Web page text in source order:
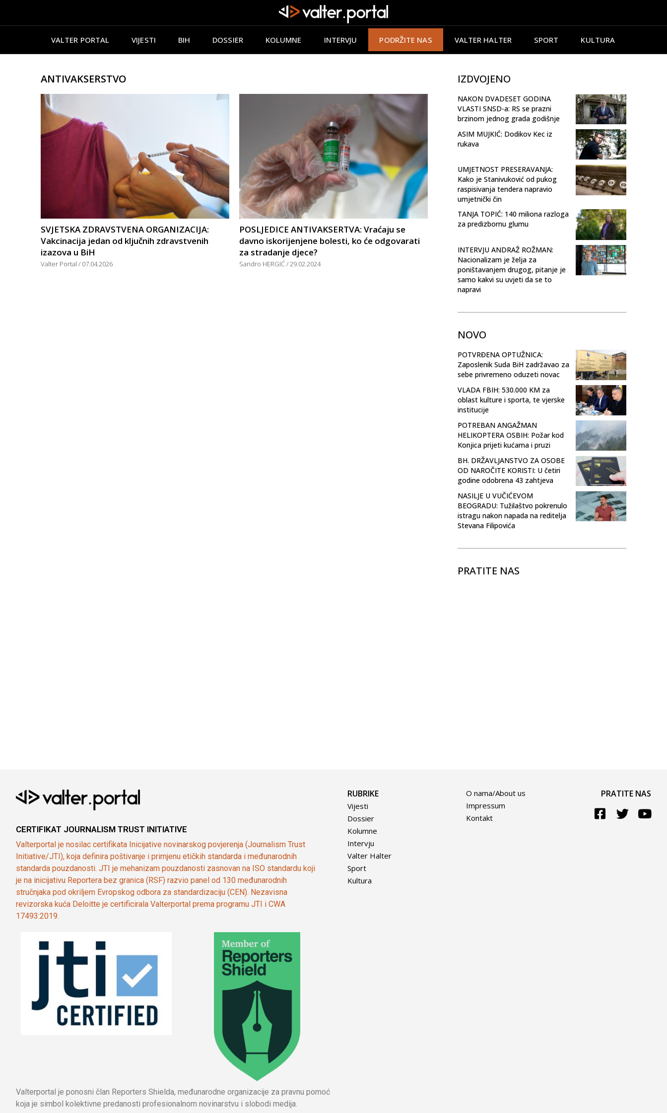
VALTER PORTAL VIJESTI BIH DOSSIER KOLUMNE INTERVJU PODRŽITE NAS VALTER HALTER SPORT KULTURA
ANTIVAKSERSTVO
SVJETSKA ZDRAVSTVENA ORGANIZACIJA:
Vakcinacija jedan od ključnih zdravstvenih
izazova u BiH
Valter Portal 07.04.2026
POSLJEDICE ANTIVAKSERTVA: Vraćaju se
davno iskorijenjene bolesti, ko će odgovarati
za stradanje djece?
Sandro HERGIĆ 29.02.2024
IZDVOJENO
NAKON DVADESET GODINA
VLASTI SNSD-a: RS se prazni
brzinom jednog grada godišnje
ASIM MUJKIĆ: Dodikov Kec iz
rukava
UMJETNOST PRESERAVANJA:
Kako je Stanivuković od pukog
raspisivanja tendera napravio
umjetnički čin
TANJA TOPIĆ: 140 miliona razloga
za predizbornu glumu
INTERVJU ANDRAŽ ROŽMAN:
Nacionalizam je želja za
poništavanjem drugog, pitanje je
samo kakvi su uvjeti da se to
napravi
NOVO
POTVRĐENA OPTUŽNICA:
Zaposlenik Suda BiH zadržavao za
sebe privremeno oduzeti novac
VLADA FBIH: 530.000 KM za
oblast kulture i sporta, te vjerske
institucije
POTREBAN ANGAŽMAN
HELIKOPTERA OSBIH: Požar kod
Konjica prijeti kućama i pruzi
BH. DRŽAVLJANSTVO ZA OSOBE
OD NAROČITE KORISTI: U četiri
godine odobrena 43 zahtjeva
NASILJE U VUČIĆEVOM
BEOGRADU: Tužilaštvo pokrenulo
istragu nakon napada na reditelja
Stevana Filipovića
PRATITE NAS
CERTIFIKAT JOURNALISM TRUST INITIATIVE
Valterportal je nosilac certifikata Inicijative novinarskog povjerenja (Journalism Trust
Initiative/JTI), koja definira poštivanje i primjenu etičkih standarda i međunarodnih
standarda pouzdanosti. JTI je mehanizam pouzdanosti zasnovan na ISO standardu koji
je na inicijativu Reportera bez granica (RSF) razvio panel od 130 međunarodnih
stručnjaka pod okriljem Evropskog odbora za standardizaciju (CEN). Nezavisna
revizorska kuća Deloitte je certificirala Valterportal prema programu JTI i CWA
17493:2019.
Valterportal je ponosni član Reporters Shielda, međunarodne organizacije za pravnu pomoć
koja je simbol kolektivne predanosti profesionalnom novinarstvu i slobodi medija.
RUBRIKE
Vijesti
Dossier
Kolumne
Intervju
Valter Halter
Sport
Kultura
O nama/About us
Impressum
Kontakt
PRATITE NAS